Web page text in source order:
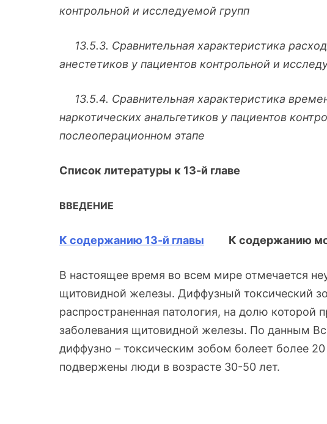
контрольной и исследуемой групп
13.5.3. Сравнительная характеристика
анестетиков у пациентов контрольной и
13.5.4. Сравнительная характеристика
наркотических анальгетиков у пациентов
послеоперационном этапе
Список литературы к 13-й главе
ВВЕДЕНИЕ
К содержанию 13-й главы К содержанию
В настоящее время во всем мире отмечается
щитовидной железы. Диффузный токсический
распространенная патология, на долю которой
заболевания щитовидной железы. По данным
диффузно – токсическим зобом болеет более
подвержены люди в возрасте 30-50 лет.